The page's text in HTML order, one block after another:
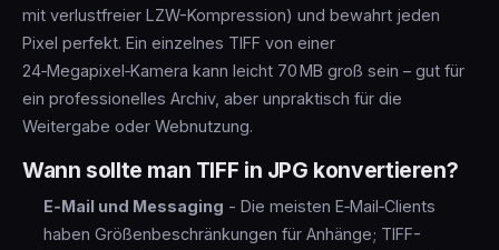
mit verlustfreier LZW-Kompression) und bewahrt jeden
Pixel perfekt. Ein einzelnes TIFF von einer
24‑Megapixel‑Kamera kann leicht 70 MB groß sein – gut für
ein professionelles Archiv, aber unpraktisch für die
Weitergabe oder Webnutzung.
Wann sollte man TIFF in JPG konvertieren?
E‑Mail und Messaging - Die meisten E‑Mail‑Clients
haben Größenbeschränkungen für Anhänge; TIFF-